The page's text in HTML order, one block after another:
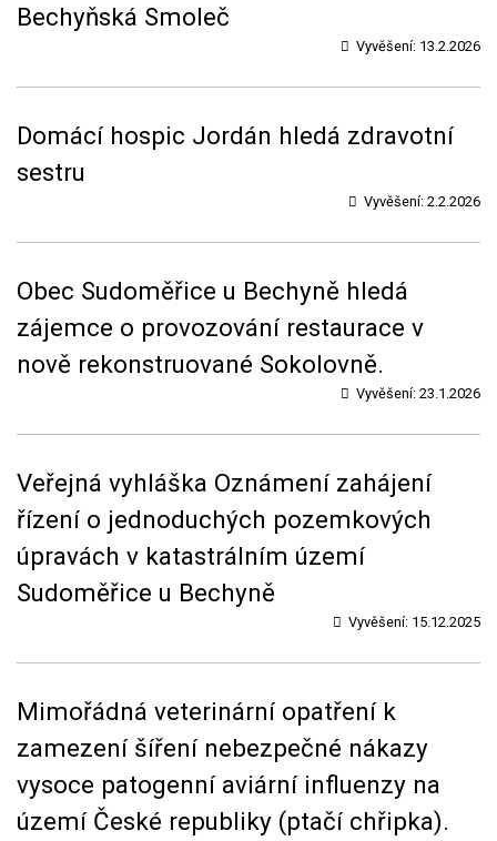
Bechyňská Smoleč
Vyvěšení: 13.2.2026
Domácí hospic Jordán hledá zdravotní
sestru
Vyvěšení: 2.2.2026
Obec Sudoměřice u Bechyně hledá
zájemce o provozování restaurace v
nově rekonstruované Sokolovně.
Vyvěšení: 23.1.2026
Veřejná vyhláška Oznámení zahájení
řízení o jednoduchých pozemkových
úpravách v katastrálním území
Sudoměřice u Bechyně
Vyvěšení: 15.12.2025
Mimořádná veterinární opatření k
zamezení šíření nebezpečné nákazy
vysoce patogenní aviární influenzy na
území České republiky (ptačí chřipka).